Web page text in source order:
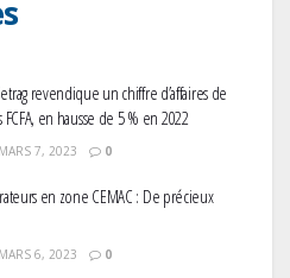
revendique un chiffre d’affaires de
en hausse de 5 % en 2022
MARS 7, 2023 0
en zone CEMAC : De précieux
MARS 6, 2023 0